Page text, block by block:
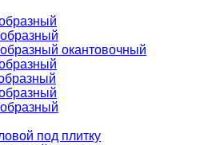
окантовочный
под плитку